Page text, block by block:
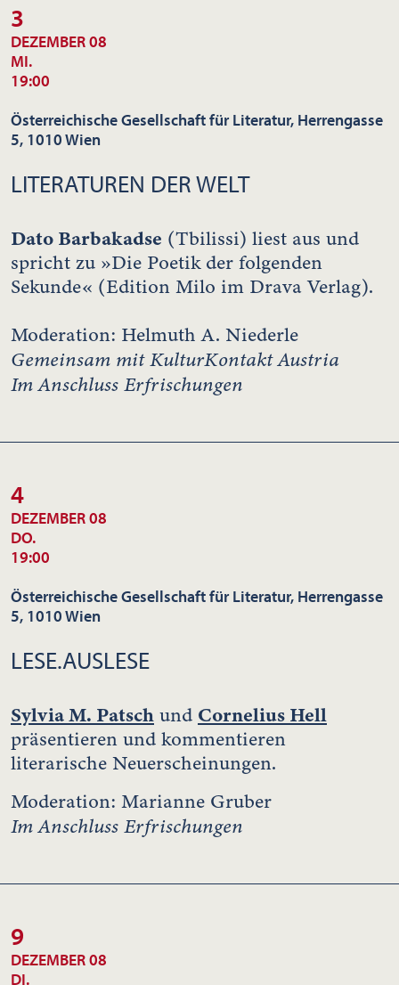
3
DEZEMBER 08
MI.
19:00
Österreichische Gesellschaft für Literatur, Herrengasse
5, 1010 Wien
LITERATUREN DER WELT
Dato Barbakadse (Tbilissi) liest aus und
spricht zu »Die Poetik der folgenden
Sekunde« (Edition Milo im Drava Verlag).
Moderation: Helmuth A. Niederle
Gemeinsam mit KulturKontakt Austria
Im Anschluss Erfrischungen
4
DEZEMBER 08
DO.
19:00
Österreichische Gesellschaft für Literatur, Herrengasse
5, 1010 Wien
LESE.AUSLESE
Sylvia M. Patsch und Cornelius Hell
präsentieren und kommentieren
literarische Neuerscheinungen.
Moderation: Marianne Gruber
Im Anschluss Erfrischungen
9
DEZEMBER 08
DI.